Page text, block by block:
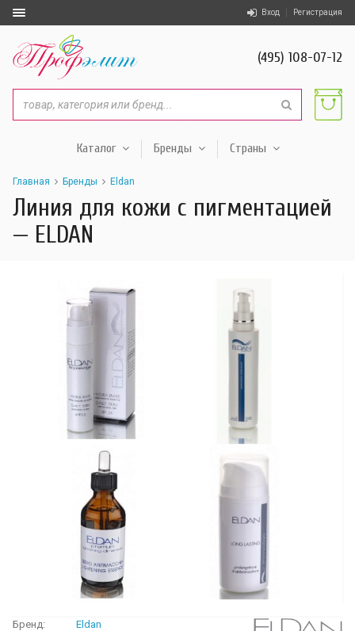
Вход Регистрация
(495) 108-07-12
Каталог Бренды Страны
Главная Бренды Eldan
Линия для кожи с пигментацией
— ELDAN
Бренд:
Eldan